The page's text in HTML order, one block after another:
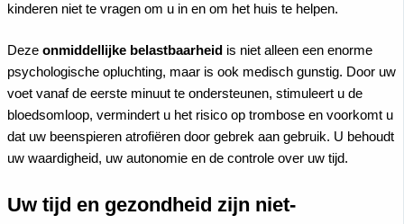
kinderen niet te vragen om u in en om het huis te helpen.
Deze onmiddellijke belastbaarheid is niet alleen een enorme
psychologische opluchting, maar is ook medisch gunstig. Door uw
voet vanaf de eerste minuut te ondersteunen, stimuleert u de
bloedsomloop, vermindert u het risico op trombose en voorkomt u
dat uw beenspieren atrofiëren door gebrek aan gebruik. U behoudt
uw waardigheid, uw autonomie en de controle over uw tijd.
Uw tijd en gezondheid zijn niet-